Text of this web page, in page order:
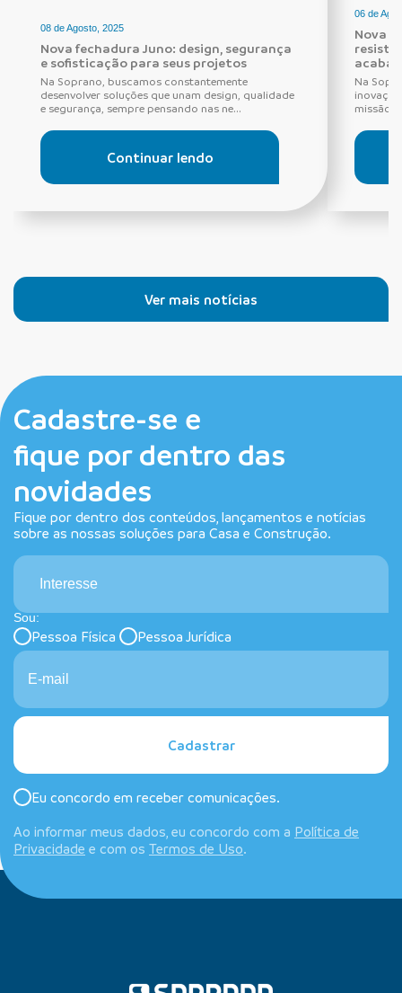
08 de Agosto, 2025
Nova fechadura Juno: design, segurança
e sofisticação para seus projetos
Na Soprano, buscamos constantemente
desenvolver soluções que unam design, qualidade
e segurança, sempre pensando nas ne...
Continuar lendo
06 de
Nova
Na
missão
Ver mais notícias
Cadastre-se e
fique por dentro das
novidades
Fique por dentro dos conteúdos, lançamentos e notícias
sobre as nossas soluções para Casa e Construção.
Interesse
Sou:
Pessoa Física Pessoa Jurídica
Cadastrar
Eu concordo em receber comunicações.
Ao informar meus dados, eu concordo com a Política de
Privacidade e com os Termos de Uso.